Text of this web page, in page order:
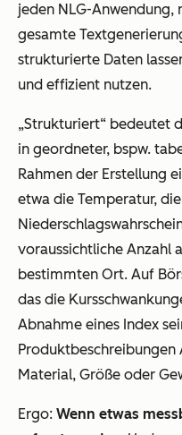
jeden NLG-
gesamte
strukturierte Daten
und effizient nutzen.
„Strukturiert“ bedeutet
in geordneter, bspw.
Rahmen der Erstellung
etwa die Temperatur, die
voraussichtliche Anzahl
bestimmten Ort. Auf
das die
Abnahme eines Index
Material, Größe oder
Ergo: Wenn etwas